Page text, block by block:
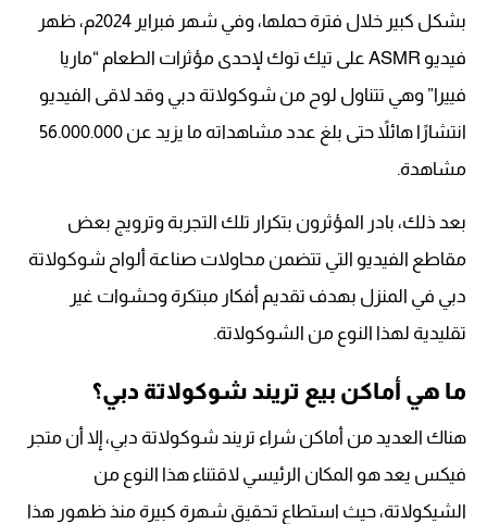
بشكل كبير خلال فترة حملها، وفي شهر فبراير 2024م، ظهر
فيديو ASMR على تيك توك لإحدى مؤثرات الطعام “ماريا
فييرا” وهي تتناول لوح من شوكولاتة دبي وقد لاقى الفيديو
انتشارًا هائلاً حتى بلغ عدد مشاهداته ما يزيد عن 56.000.000
مشاهدة.
بعد ذلك، بادر المؤثرون بتكرار تلك التجربة وترويج بعض
مقاطع الفيديو التي تتضمن محاولات صناعة ألواح شوكولاتة
دبي في المنزل بهدف تقديم أفكار مبتكرة وحشوات غير
تقليدية لهذا النوع من الشوكولاتة.
ما هي أماكن بيع تريند شوكولاتة دبي؟
هناك العديد من أماكن شراء تريند شوكولاتة دبي، إلا أن متجر
فيكس يعد هو المكان الرئيسي لاقتناء هذا النوع من
الشيكولاتة، حيث استطاع تحقيق شهرة كبيرة منذ ظهور هذا